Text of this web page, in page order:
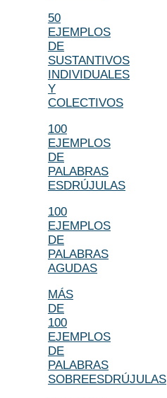
50
EJEMPLOS
DE
SUSTANTIVOS
INDIVIDUALES
Y
COLECTIVOS
100
EJEMPLOS
DE
PALABRAS
ESDRÚJULAS
100
EJEMPLOS
DE
PALABRAS
AGUDAS
MÁS
DE
100
EJEMPLOS
DE
PALABRAS
SOBREESDRÚJULAS